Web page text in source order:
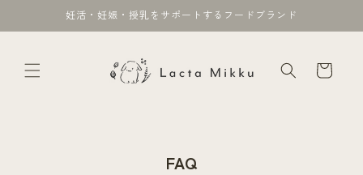
進む
妊活・妊娠・授乳をサポートするフードブランド
ー
FAQ